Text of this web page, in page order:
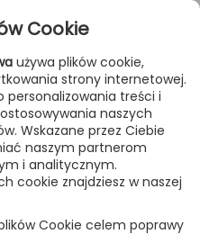
SORTOWANIE
Produkt
stołowa
Cookie
używa plików cookie,
strony internetowej.
personalizowania treści i
naszych
Wskazane przez Ciebie
naszym partnerom
i analitycznym.
cookie znajdziesz w naszej
Cookie celem poprawy